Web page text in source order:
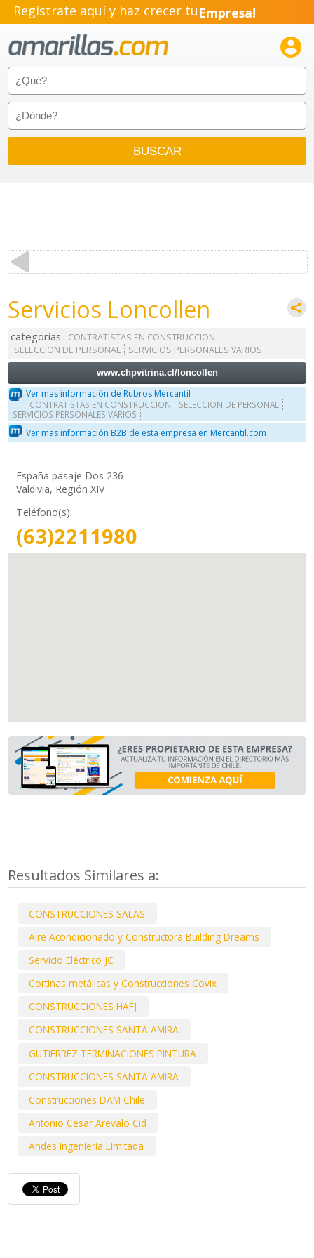
Regístrate aquí y haz crecer tuEmpresa!
Pyme!
Emprendimiento!

Servicios Loncollen
categorías
CONTRATISTAS EN CONSTRUCCION
SELECCION DE PERSONAL
SERVICIOS PERSONALES VARIOS
www.chpvitrina.cl/loncollen
Ver mas información de Rubros Mercantil
CONTRATISTAS EN CONSTRUCCION
SELECCION DE PERSONAL
SERVICIOS PERSONALES VARIOS
Ver mas información B2B de esta empresa en Mercantil.com
España pasaje Dos 236
Valdivia, Región XIV
Teléfono(s):
(63)2211980
Resultados Similares a:
CONSTRUCCIONES SALAS
Aire Acondicionado y Constructora Building Dreams
Servicio Eléctrico JC
Cortinas metálicas y Construcciones Covix
CONSTRUCCIONES HAFJ
CONSTRUCCIONES SANTA AMIRA
GUTIERREZ TERMINACIONES PINTURA
CONSTRUCCIONES SANTA AMIRA
Construcciones DAM Chile
Antonio Cesar Arevalo Cid
Andes Ingenieria Limitada